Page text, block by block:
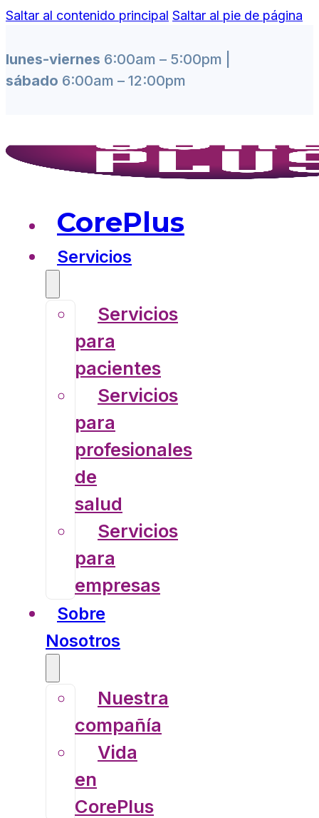
Saltar al contenido principal Saltar al pie de página
lunes-viernes 6:00am – 5:00pm |
sábado 6:00am – 12:00pm
CorePlus
Servicios
Servicios
para
pacientes
Servicios
para
profesionales
de
salud
Servicios
para
empresas
Sobre
Nosotros
Nuestra
compañía
Vida
en
CorePlus